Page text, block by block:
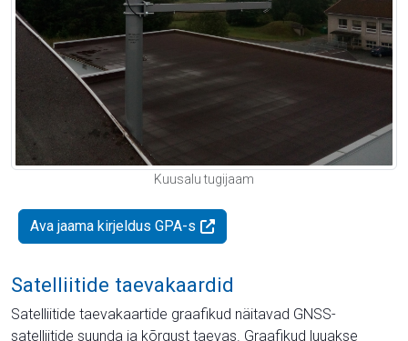
Kuusalu tugijaam
Ava jaama kirjeldus GPA-s
Satelliitide taevakaardid
Satelliitide taevakaartide graafikud näitavad GNSS-
satelliitide suunda ja kõrgust taevas. Graafikud luuakse